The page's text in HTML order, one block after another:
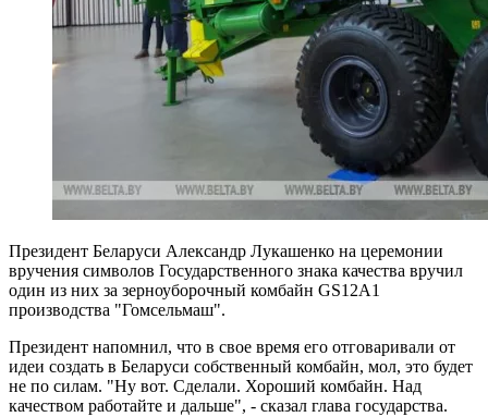
Президент Беларуси Александр Лукашенко на церемонии
вручения символов Государственного знака качества вручил
один из них за зерноуборочный комбайн GS12А1
производства "Гомсельмаш".
Президент напомнил, что в свое время его отговаривали от
идеи создать в Беларуси собственный комбайн, мол, это будет
не по силам. "Ну вот. Сделали. Хороший комбайн. Над
качеством работайте и дальше", - сказал глава государства.